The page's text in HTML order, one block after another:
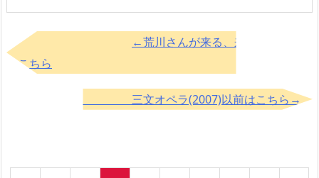
←荒川さんが来る、来た(2018)以降
はこちら
三文オペラ(2007)以前はこちら→